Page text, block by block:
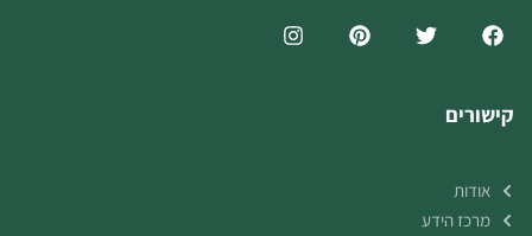
קישורים
אודות
מרכז הידע